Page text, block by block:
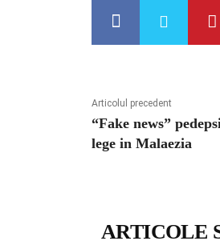
Articolul precedent
“Fake news”
lege in Malaezia
ARTICOLE